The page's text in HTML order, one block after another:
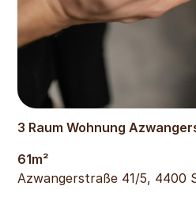
458€
3 Raum Wohnung
61m²
Azwangerstraße 41/5, 4400